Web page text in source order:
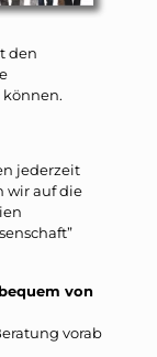
den
jederzeit
wir auf die
von
vorab